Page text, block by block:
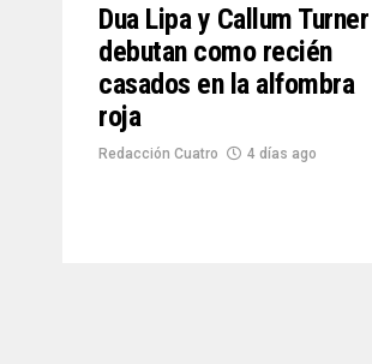
Dua Lipa y Callum Turner
debutan como recién
casados en la alfombra
roja
Redacción Cuatro 4 días ago